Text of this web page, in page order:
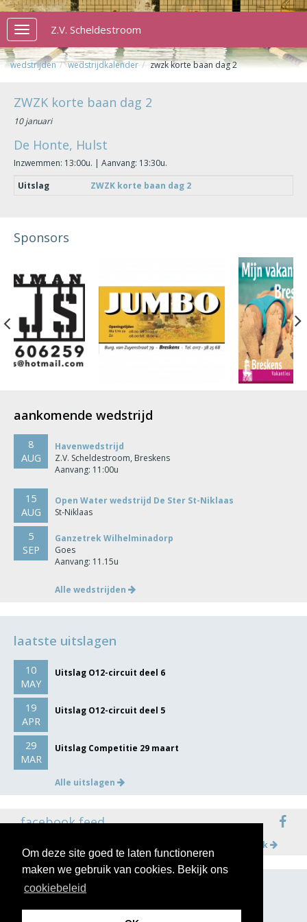
Om deze site goed te laten functioneren
maken we gebruik van cookies. Bekijk ons
cookiebeleid
Toggle
navigation
Z.V. Scheldestroom
wedstrijden wedstrijdkalender zwzk korte baan dag 2
ZWZK korte baan dag 2
10 januari
De Honte, Hulst
Inzwemmen: 13:00u. | Aanvang: 13:30u.
Uitslag
ZWZK korte baan dag 2
Sponsors
Previous
aankomende wedstrijd
8
AUG
Havenwedstrijd
Z.V. Scheldestroom, Breskens
Aanvang: 11:00u
15
AUG
Open Water wedstrijd De Ster St-Niklaas
St-Niklaas
5
SEP
Ganzetrek Wilhelminadorp
Goes
Aanvang: 11.15u
Alle wedstrijden
laatste uitslagen
10
MAY
Uitslag O12-circuit deel 6
19
APR
Uitslag O12-circuit deel 5
29
MAR
Uitslag Competitie 29 maart
Alle uitslagen
facebook feed
Meer op facebook
volg ons op